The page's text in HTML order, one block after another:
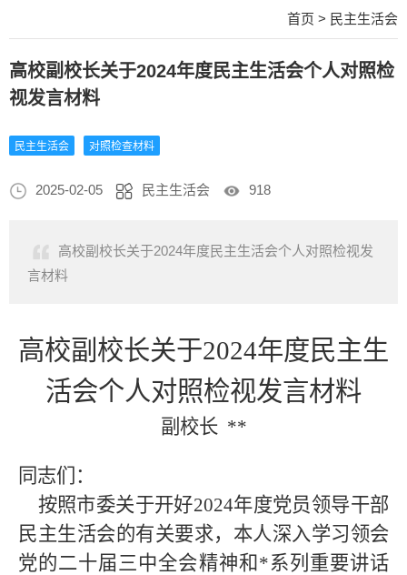
首页 > 民主生活会
高校副校长关于2024年度民主生活会个人对照检
视发言材料
民主生活会 对照检查材料
2025-02-05 民主生活会 918
高校副校长关于2024年度民主生活会个人对照检视发
言材料
高校副校长关于2024年度民主生
活会个人对照检视发言材料
副校长 **
同志们：
按照市委关于开好2024年度党员领导干部
民主生活会的有关要求，本人深入学习领会
党的二十届三中全会精神和*系列重要讲话